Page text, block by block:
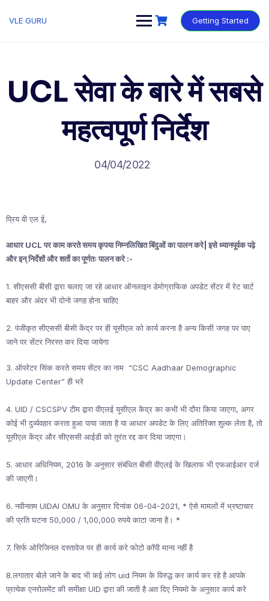
VLE GURU Getting Started
UCL सेवा के बारे में सबसे
महत्वपूर्ण निर्देश
04/04/2022
प्रिय वी एल ई,
आधार UCL पर काम करते समय कृपया निम्नलिखित बिंदुओं का पालन करे| इसे ध्यानपूर्वक पढ़े
और इन् निर्देशों और शर्तो का पूर्णतः पालन करे :-
1. सीएससी बीसी द्वारा चलाए जा रहे आधार ऑनलाइन डेमोग्राफिक अपडेट सेंटर में रेट चार्ट
बाहर और अंदर भी दोनो जगह होना चाहिए
2. पंजीकृत सीएससी बीसी केंद्र पर ही यूसीएल को कार्य करना है अन्य किसी जगह पर पाए
जाने पर सेंटर निरस्त कर दिया जायेगा
3. ऑपरेटर सिंक करते समय सेंटर का नाम “CSC Aadhaar Demographic
Update Center” ही भरे
4. UID / CSCSPV टीम द्वारा वीएलई यूसीएल केंद्र का कभी भी दौरा किया जाएगा, अगर
कोई भी दुर्व्यवहार करता हुआ पाया जाता है या आधार अपडेट के लिए अतिरिक्त शुल्क लेता है, तो
यूसीएल केंद्र और सीएससी आईडी को तुरंत रद्द कर दिया जाएगा।
5. आधार अधिनियम, 2016 के अनुसार संबंधित बीसी वीएलई के खिलाफ भी एफआईआर दर्ज
की जाएगी।
6. नवीनतम UIDAI OMU के अनुसार दिनांक 06-04-2021, * ऐसे मामलों में भ्रष्टाचार
की प्रति घटना 50,000 / 1,00,000 रुपये काटा जाना है। *
7. सिर्फ ओरिजिनल दस्तावेज पर ही कार्य करे फोटो कॉपी मान्य नहीं है
8.लगातार बोले जाने के बाद भी कई लोग uid नियम के विरुद्ध कर कार्य कर रहे है आपके
प्रत्येक एनरोलमेंट की समीक्षा UID द्वारा की जाती है अत दिए नियमो के अनुसार कार्य करे